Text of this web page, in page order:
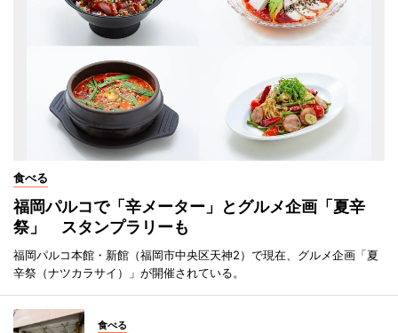
食べる
福岡パルコで「辛メーター」とグルメ企画「夏辛
祭」 スタンプラリーも
福岡パルコ本館・新館（福岡市中央区天神2）で現在、グルメ企画「夏
辛祭（ナツカラサイ）」が開催されている。
食べる